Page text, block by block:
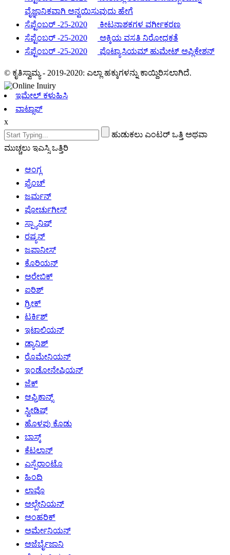
ವೈಜ್ಞಾನಿಕವಾಗಿ ಅನ್ವಯಿಸುವುದು ಹೇಗೆ
ಸೆಪ್ಟೆಂಬರ್ -25-2020
ಕೀಟನಾಶಕಗಳ ವರ್ಗೀಕರಣ
ಸೆಪ್ಟೆಂಬರ್ -25-2020
ಅಕ್ಕಿಯ ವಸತಿ ನಿರೋಧಕತೆ
ಸೆಪ್ಟೆಂಬರ್ -25-2020
ಪೊಟ್ಯಾಸಿಯಮ್ ಹುಮೇಟ್ ಅಪ್ಲಿಕೇಶನ್
© ಕೃತಿಸ್ವಾಮ್ಯ - 2019-2020: ಎಲ್ಲಾ ಹಕ್ಕುಗಳನ್ನು ಕಾಯ್ದಿರಿಸಲಾಗಿದೆ.
ಇಮೇಲ್ ಕಳುಹಿಸಿ
ವಾಟ್ಸಾಪ್
x
ಹುಡುಕಲು ಎಂಟರ್ ಒತ್ತಿ ಅಥವಾ
ಮುಚ್ಚಲು ಇಎಸ್ಸಿ ಒತ್ತಿರಿ
ಆಂಗ್ಲ
ಫ್ರೆಂಚ್
ಜರ್ಮನ್
ಪೋರ್ಚುಗೀಸ್
ಸ್ಪ್ಯಾನಿಷ್
ರಷ್ಯನ್
ಜಪಾನೀಸ್
ಕೊರಿಯನ್
ಅರೇಬಿಕ್
ಐರಿಶ್
ಗ್ರೀಕ್
ಟರ್ಕಿಶ್
ಇಟಾಲಿಯನ್
ಡ್ಯಾನಿಶ್
ರೊಮೇನಿಯನ್
ಇಂಡೋನೇಷಿಯನ್
ಜೆಕ್
ಆಫ್ರಿಕಾನ್ಸ್
ಸ್ವೀಡಿಷ್
ಹೊಳಪು ಕೊಡು
ಬಾಸ್ಕ್
ಕೆಟಲಾನ್
ಎಸ್ಪೆರಾಂಟೊ
ಹಿಂದಿ
ಲಾವೊ
ಅಲ್ಬೇನಿಯನ್
ಅಂಹರಿಕ್
ಅರ್ಮೇನಿಯನ್
ಅಜೆರ್ಬೈಜಾನಿ